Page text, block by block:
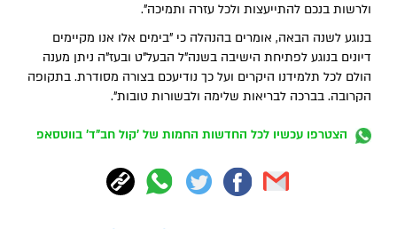
ולרשות בנכם להתייעצות ולכל עזרה ותמיכה".
בנוגע לשנה הבאה, אומרים בהנהלה כי "בימים אלו אנו מקיימים
דיונים בנוגע לפתיחת הישיבה בשנה"ל הבעל"ט ובעז"ה ניתן מענה
הולם לכל תלמידנו היקרים ועל כך נודיעכם בצורה מסודרת. בתקופה
הקרובה. בברכה לבריאות שלימה ולבשורות טובות".
הצטרפו עכשיו לכל החדשות החמות של 'קול חב"ד' בווטסאפ